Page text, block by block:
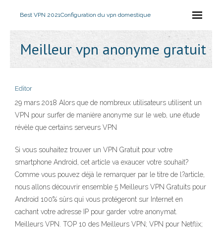
Best VPN 2021Configuration du vpn domestique
Meilleur vpn anonyme gratuit
Editor
29 mars 2018 Alors que de nombreux utilisateurs utilisent un
VPN pour surfer de manière anonyme sur le web, une étude
révèle que certains serveurs VPN
Si vous souhaitez trouver un VPN Gratuit pour votre
smartphone Android, cet article va exaucer votre souhait?
Comme vous pouvez déjà le remarquer par le titre de l?article,
nous allons découvrir ensemble 5 Meilleurs VPN Gratuits pour
Android 100% sûrs qui vous protégeront sur Internet en
cachant votre adresse IP pour garder votre anonymat.
Meilleurs VPN. TOP 10 des Meilleurs VPN; VPN pour Netflix;